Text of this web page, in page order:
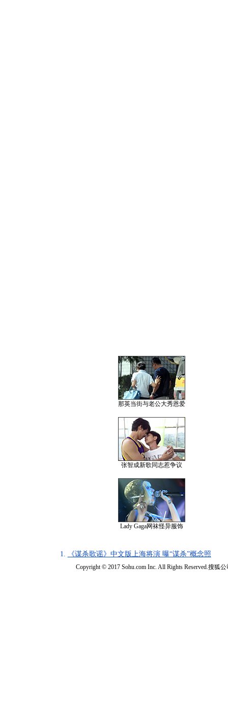
那英当街与老公大秀恩爱
张智成新歌同志惹争议
Lady Gaga网袜怪异服饰
1. 《谋杀歌谣》中文版上海将演 曝“谋杀”概念照
Copyright © 2017 Sohu.com Inc. All Rights Reserved.搜狐